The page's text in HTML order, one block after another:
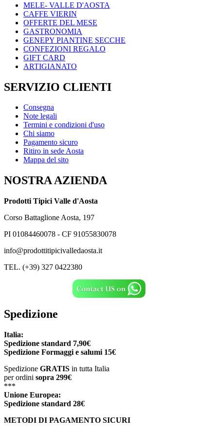
MELE- VALLE D'AOSTA
CAFFE VIERIN
OFFERTE DEL MESE
GASTRONOMIA
GENEPY PIANTINE SECCHE
CONFEZIONI REGALO
GIFT CARD
ARTIGIANATO
SERVIZIO CLIENTI
Consegna
Note legali
Termini e condizioni d'uso
Chi siamo
Pagamento sicuro
Ritiro in sede Aosta
Mappa del sito
NOSTRA AZIENDA
Prodotti Tipici Valle d'Aosta
Corso Battaglione Aosta, 197
PI 01084460078 - CF 91055830078
info@prodottitipicivalledaosta.it
TEL. (+39) 327 0422380
Spedizione
Italia:
Spedizione standard 7,90€
Spedizione Formaggi e salumi 15€
Spedizione GRATIS in tutta Italia
per ordini sopra 299€
***
Unione Europea:
Spedizione standard 28€
METODI DI PAGAMENTO SICURI